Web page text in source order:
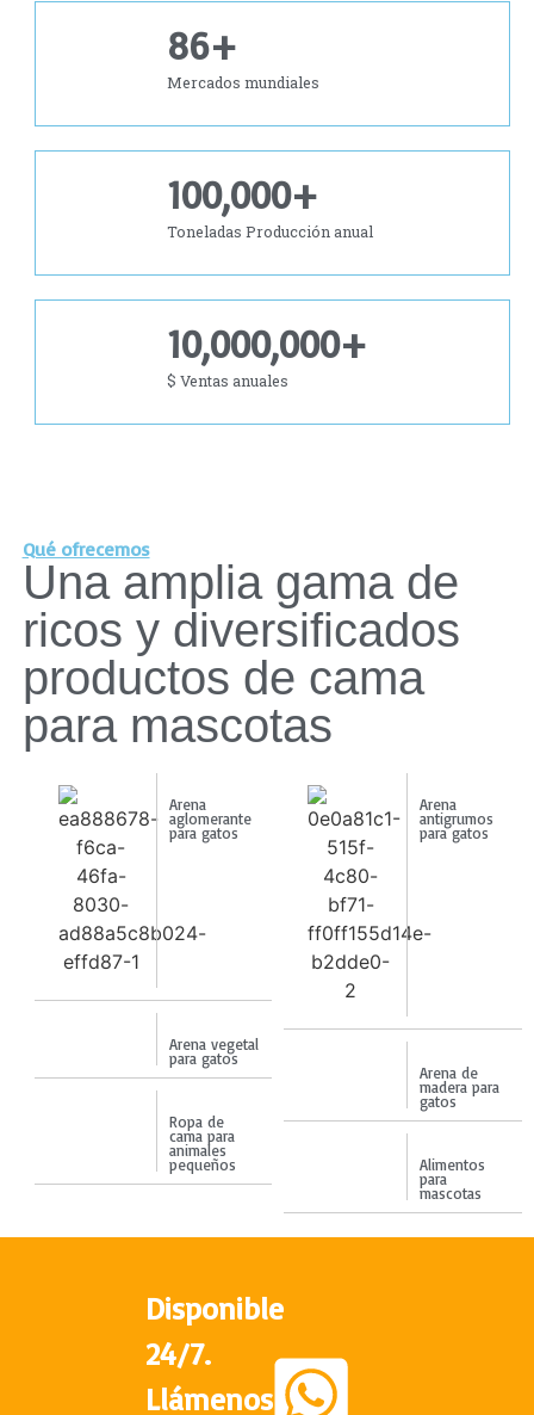
Mercados mundiales
86+
Toneladas Producción anual
100,000+
$ Ventas anuales
10,000,000+
Qué ofrecemos
Una amplia gama de
ricos y diversificados
productos de cama
para mascotas
Arena
aglomerante
para gatos
Arena vegetal
para gatos
Ropa de
cama para
animales
pequeños
Arena
antigrumos
para gatos
Arena de
madera para
gatos
Alimentos
para
mascotas
Disponible
24/7.
Llámenos